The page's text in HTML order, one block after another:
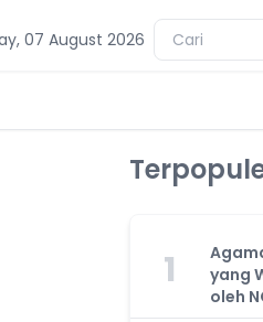
07 August 2026
1
yang
oleh